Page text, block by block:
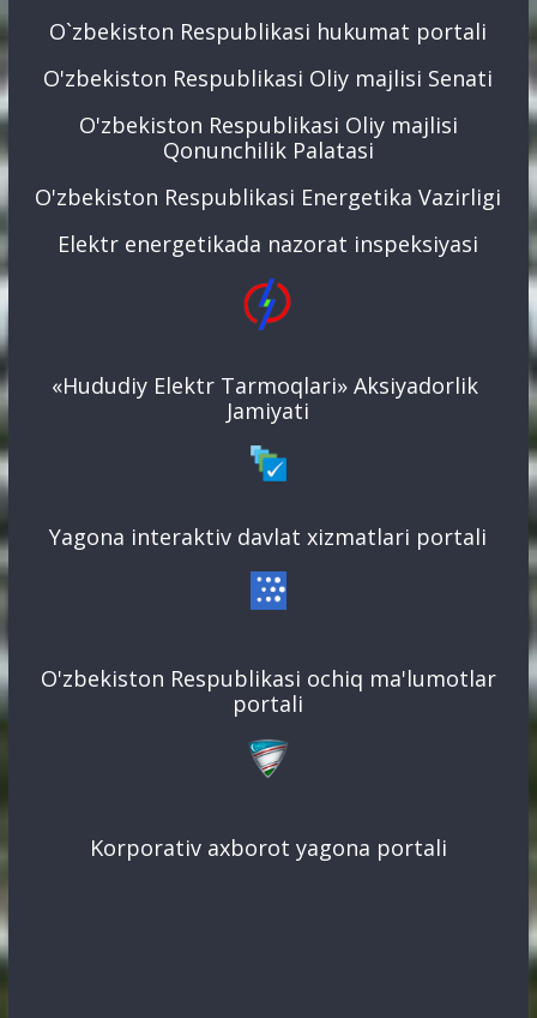
O`zbekiston Respublikasi hukumat portali
O'zbekiston Respublikasi Oliy majlisi Senati
O'zbekiston Respublikasi Oliy majlisi
Qonunchilik Palatasi
O'zbekiston Respublikasi Energetika Vazirligi
Elektr energetikada nazorat inspeksiyasi
«Hududiy Elektr Tarmoqlari» Aksiyadorlik
Jamiyati
Yagona interaktiv davlat xizmatlari portali
O'zbekiston Respublikasi ochiq ma'lumotlar
portali
Korporativ axborot yagona portali